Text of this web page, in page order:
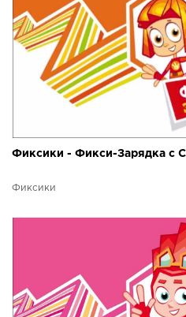
Фиксики - Фикси-Зарядка с
Фиксики